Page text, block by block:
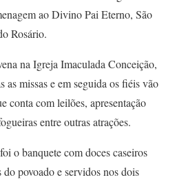
ao Divino Pai Eterno, São
Rosário.
na Igreja Imaculada Conceição,
as missas e em seguida os fiéis vão
conta com leilões, apresentação
entre outras atrações.
o banquete com doces caseiros
povoado e servidos nos dois